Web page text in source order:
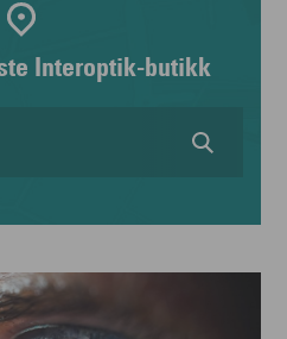
Interoptik-butikk